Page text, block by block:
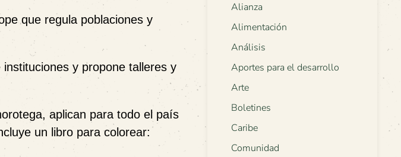
que regula poblaciones y
y propone talleres y
aplican para todo el país
un libro para colorear:
Alianza
Alimentación
Análisis
Aportes para el desarrollo
Arte
Boletines
Caribe
Comunidad